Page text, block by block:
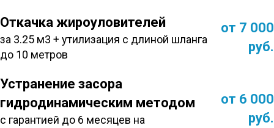
Откачка жироуловителей
за 3.25 м3 + утилизация с длиной шланга
до 10 метров
от 7 000
руб.
Устранение засора
гидродинамическим методом
с гарантией до 6 месяцев на
от 6 000
руб.